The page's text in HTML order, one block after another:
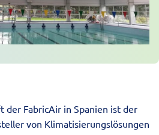
der FabricAir in Spanien ist der
von Klimatisierungslösungen